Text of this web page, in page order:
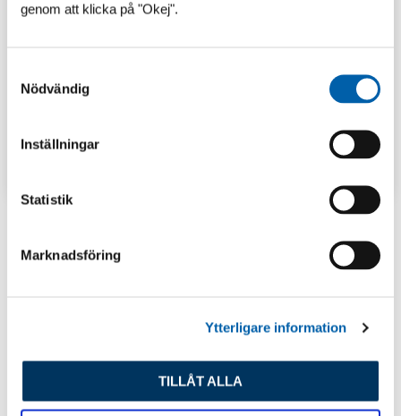
genom att klicka på "Okej".
Nödvändig
Inställningar
Statistik
Marknadsföring
Ytterligare information
TILLÅT ALLA
Senaste inlägg